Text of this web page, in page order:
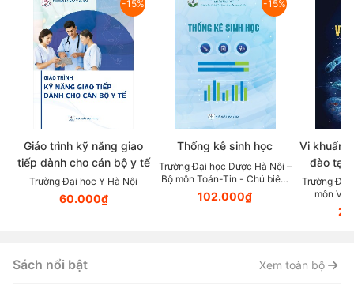
-15%
Giáo trình kỹ năng giao
tiếp dành cho cán bộ y tế
Trường Đại học Y Hà Nội
60.000₫
-15%
Thống kê sinh học
Trường Đại học Dược Hà Nội –
Bộ môn Toán-Tin - Chủ biên:
Quách Thị Sen; Nguyễn Ngọc
Chiến
102.000₫
Vi khuẩn
đào tạo
viên
Trường Đại
môn Vi
Sách nổi bật Xem toàn bộ